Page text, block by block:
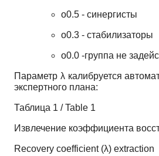
o0.5 - синергисты
o0.3 - стабилизаторы
o0.0 -группа не
Параметр λ калибруется
экспертного плана:
Таблица 1 / Table 1
Извлечение коэффициента
Recovery coefficient (λ) extraction